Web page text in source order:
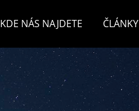
KDE NÁS NAJDETE ČLÁNKY